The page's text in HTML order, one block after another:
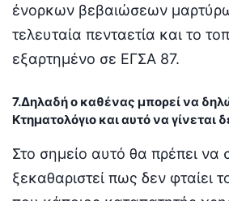
ένορκων βεβαιώσεων
τελευταία πενταετία και το
εξαρτημένο σε ΕΓΣΑ 87.
7.Δηλαδή ο καθένας μπορεί να
Κτηματολόγιο και αυτό να γίνεται
Στο σημείο αυτό θα πρέπει να
ξεκαθαριστεί πως δεν φταίει